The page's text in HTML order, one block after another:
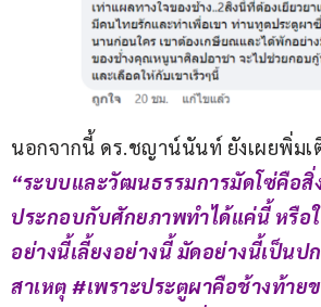
นอกจากนี้ ดร.ชญาน์นันท์ ยังเผยพิ่มเ
“ระบบและวัฒนธรรมการมัดโซ่คือ
ประกอบกับศักยภาพทำได้แค่นี้ หรือ
อย่างนี้เลี้ยงอย่างนี้ มัดอย่างนี้เป็น
สาเหตุ #เพราะประตูผาคือช้างท้าย